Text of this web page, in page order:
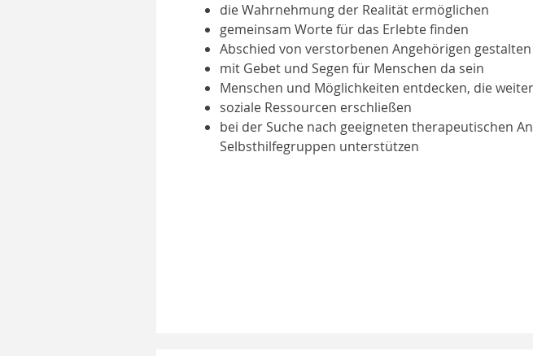
die Wahrnehmung der Realität ermöglichen
gemeinsam Worte für das Erlebte finden
Abschied von verstorbenen Angehörigen gestalten
mit Gebet und Segen für Menschen da sein
Menschen und Möglichkeiten entdecken, die
soziale Ressourcen erschließen
bei der Suche nach geeigneten therapeutischen
Selbsthilfegruppen unterstützen